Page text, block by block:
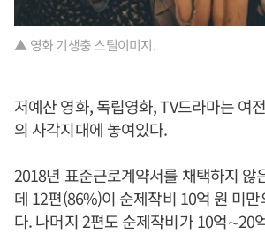
▲ 영화 기생충 스틸이미지.
저예산 영화, 독립영화, TV드라마는 여
의 사각지대에 놓여있다.
2018년 표준근로계약서를 채택하지 않
데 12편(86%)이 순제작비 10억 원 미
다. 나머지 2편도 순제작비가 10억∼20